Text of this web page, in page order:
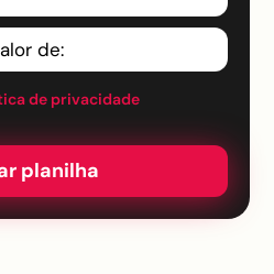
de privacidade
planilha